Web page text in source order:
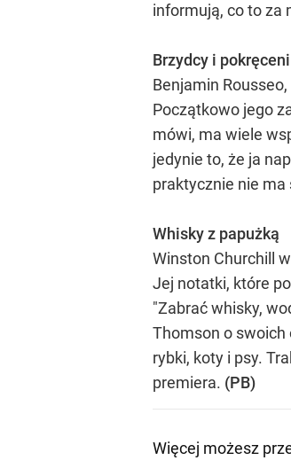
informują, co to za
Brzydcy i pokręceni
Benjamin
Początkowo jego
mówi, ma wiele
jedynie to, że ja
praktycznie nie
Whisky z papużką
Winston Churchill
Jej notatki, które
"Zabrać whisky,
Thomson o swoich
rybki, koty i psy.
premiera. (PB)
Więcej możesz